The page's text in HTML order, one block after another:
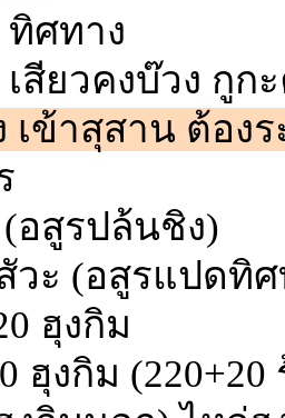
ทิศทาง
สียวคงบ๊วง กูก
เข้าสุสาน ต้องร
(อสูรปล้นชิง)
วะ (อสูรแปดทิ
ฮุงกิม
ฮุงกิม (220+20